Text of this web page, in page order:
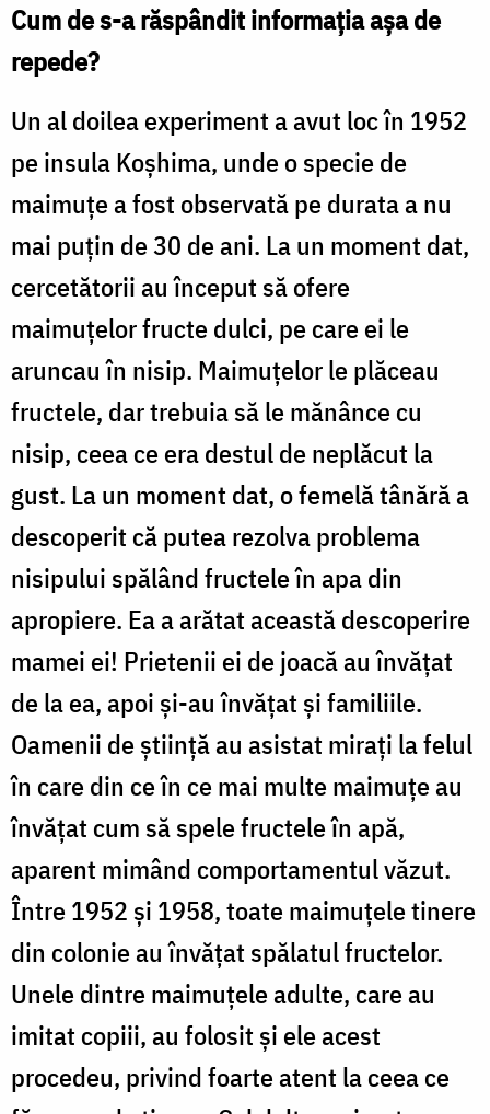
Cum de s-a răspândit informaţia aşa de
repede?
Un al doilea experiment a avut loc în 1952
pe insula Koşhima, unde o specie de
maimuţe a fost observată pe durata a nu
mai puţin de 30 de ani. La un moment dat,
cercetătorii au început să ofere
maimuţelor fructe dulci, pe care ei le
aruncau în nisip. Maimuţelor le plăceau
fructele, dar trebuia să le mănânce cu
nisip, ceea ce era destul de neplăcut la
gust. La un moment dat, o femelă tânără a
descoperit că putea rezolva problema
nisipului spălând fructele în apa din
apropiere. Ea a arătat această descoperire
mamei ei! Prietenii ei de joacă au învăţat
de la ea, apoi şi-au învăţat şi familiile.
Oamenii de ştiinţă au asistat miraţi la felul
în care din ce în ce mai multe maimuţe au
învăţat cum să spele fructele în apă,
aparent mimând comportamentul văzut.
Între 1952 şi 1958, toate maimuţele tinere
din colonie au învăţat spălatul fructelor.
Unele dintre maimuţele adulte, care au
imitat copiii, au folosit şi ele acest
procedeu, privind foarte atent la ceea ce